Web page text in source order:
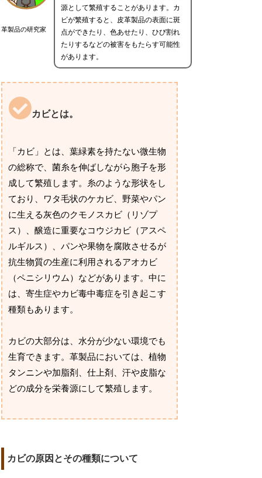
革製品の研究家
源として繁殖することがあります。カ
ビが繁殖すると、皮革製品の表面に斑
点ができたり、色あせたり、ひび割れ
たりするなどの被害をもたらす可能性
があります。
カビとは。
「カビ」とは、葉緑素を持たない微生物
の総称で、菌糸を伸ばしながら胞子を形
成して繁殖します。糸のような形状をし
ており、ワタ毛状のケカビ、野菜やパン
に生える灰色のクモノスカビ（リゾプ
ス）、醸造に重要なコウジカビ（アスペ
ルギルス）、パンや果物を腐敗させるが
抗生物質の生産に利用されるアオカビ
（ペニシリウム）などがあります。中に
は、寄生症やカビ毒中毒症を引き起こす
種類もあります。
カビの大部分は、水分が少ない環境でも
生育できます。革製品においては、植物
タンニンや加脂剤、仕上剤、汗や皮脂な
どの成分を栄養源にして繁殖します。
カビの原因とその種類について